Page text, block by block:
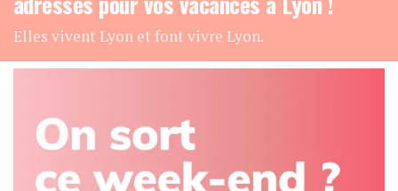
Elles vivent Lyon et font vivre Lyon.